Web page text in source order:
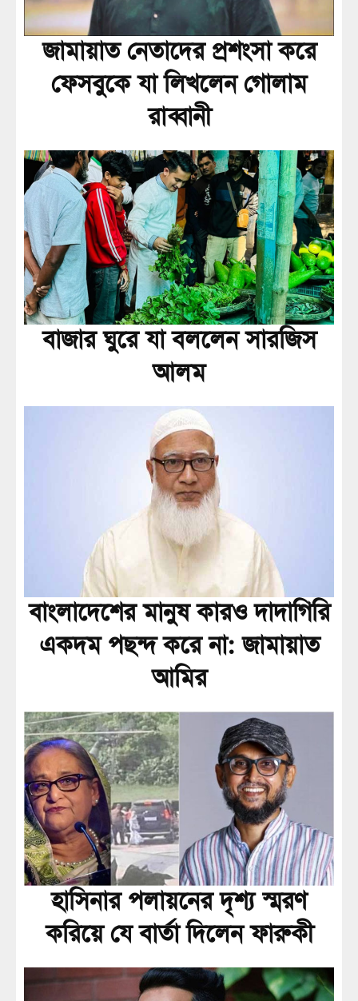
জামায়াত নেতাদের প্রশংসা করে
ফেসবুকে যা লিখলেন গোলাম
রাব্বানী
বাজার ঘুরে যা বললেন সারজিস
আলম
বাংলাদেশের মানুষ কারও দাদাগিরি
একদম পছন্দ করে না: জামায়াত
আমির
হাসিনার পলায়নের দৃশ্য স্মরণ
করিয়ে যে বার্তা দিলেন ফারুকী